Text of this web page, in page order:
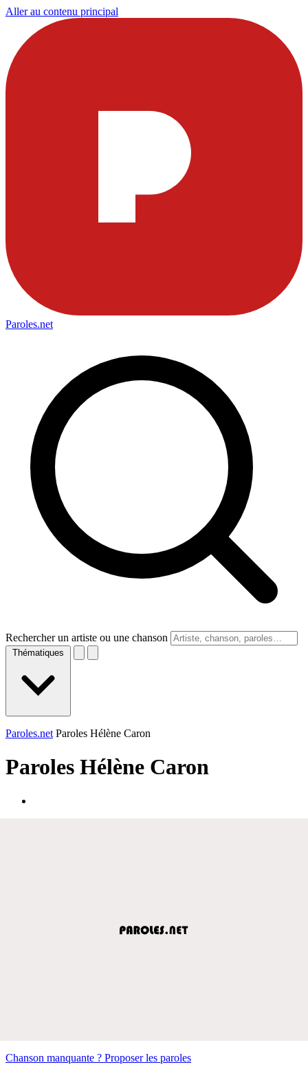
Aller au contenu principal
Paroles.net
Rechercher un artiste ou une chanson
Thématiques
Paroles.net Paroles Hélène Caron
Paroles Hélène Caron
Chanson manquante ? Proposer les paroles